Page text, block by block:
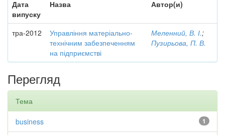
Дата
випуску
Назва Автор(и)
тра-2012
Управління матеріально-
технічним забезпеченням
на підприємстві
Меленний, В. І.;
Пузирьова, П. В.
Перегляд
Тема
1
business